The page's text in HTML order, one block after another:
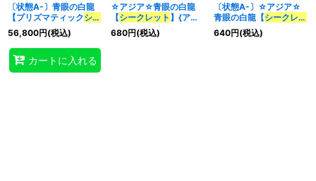
〔状態A-〕青眼の白龍
【プリズマティックシー
クレット】{LPST-
JP003}《モンスター》
56,800円(税込)
カートに入れる
☆アジア☆青眼の白龍
【シークレット 】{アジ
アLPST-JP003
スター》
680円(税込)
〔状態A-〕☆アジア☆
青眼の白龍【シークレッ
ト】{アジア LPST-
JP003}《モンスター》
640円(税込)